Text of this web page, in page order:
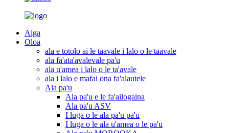
Aiga
Oloa
ala e totolo ai le taavale i lalo o le taavale
ala fa'ata'avalevale pa'u
ala u'amea i lalo o le ta'avale
ala i lalo e mafai ona fa'alautele
Ala pa'u
Ala pa'u e le fa'ailogaina
Ala pa'u ASV
I luga o le ala pa'u pa'u
I luga o le ala u'amea o le pa'u